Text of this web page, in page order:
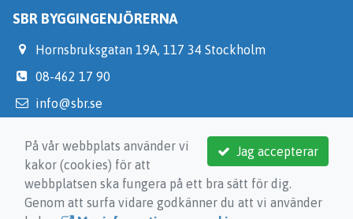
SBR BYGGINGENJÖRERNA
Hornsbruksgatan 19A, 117 34 Stockholm
08-462 17 90
info@sbr.se
Jag accepterar
På vår webbplats använder vi
kakor (cookies) för att
webbplatsen ska fungera på ett bra sätt för dig.
Genom att surfa vidare godkänner du att vi använder